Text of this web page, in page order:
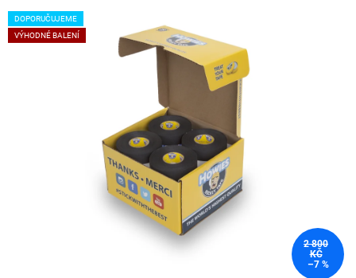
hodnocení
produktu
DOPORUČUJEME
VÝHODNÉ BALENÍ
2 800
KČ
–7 %